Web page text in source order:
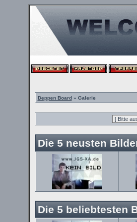
Deppen Board» Galerie
Die 5 neusten
Die 5 beliebtesten